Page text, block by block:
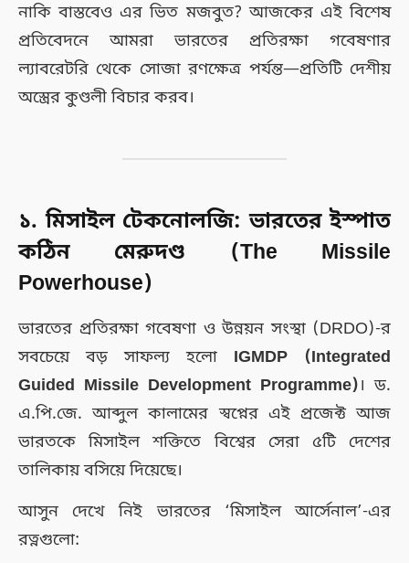
নাকি বাস্তবেও এর ভিত মজবুত? আজকের এই বিশেষ
প্রতিবেদনে আমরা ভারতের প্রতিরক্ষা গবেষণার
ল্যাবরেটরি থেকে সোজা রণক্ষেত্র পর্যন্ত—প্রতিটি দেশীয়
অস্ত্রের কুণ্ডলী বিচার করব।
১. মিসাইল টেকনোলজি: ভারতের ইস্পাত
কঠিন মেরুদণ্ড (The Missile
Powerhouse)
ভারতের প্রতিরক্ষা গবেষণা ও উন্নয়ন সংস্থা (DRDO)-র
সবচেয়ে বড় সাফল্য হলো IGMDP (Integrated
Guided Missile Development Programme)। ড.
এ.পি.জে. আব্দুল কালামের স্বপ্নের এই প্রজেক্ট আজ
ভারতকে মিসাইল শক্তিতে বিশ্বের সেরা ৫টি দেশের
তালিকায় বসিয়ে দিয়েছে।
আসুন দেখে নিই ভারতের ‘মিসাইল আর্সেনাল’-এর
রত্নগুলো: